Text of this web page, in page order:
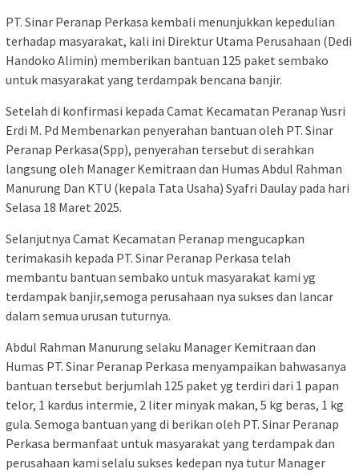
PT. Sinar Peranap Perkasa kembali menunjukkan kepedulian
terhadap masyarakat, kali ini Direktur Utama Perusahaan (Dedi
Handoko Alimin) memberikan bantuan 125 paket sembako
untuk masyarakat yang terdampak bencana banjir.
Setelah di konfirmasi kepada Camat Kecamatan Peranap Yusri
Erdi M. Pd Membenarkan penyerahan bantuan oleh PT. Sinar
Peranap Perkasa(Spp), penyerahan tersebut di serahkan
langsung oleh Manager Kemitraan dan Humas Abdul Rahman
Manurung Dan KTU (kepala Tata Usaha) Syafri Daulay pada hari
Selasa 18 Maret 2025.
Selanjutnya Camat Kecamatan Peranap mengucapkan
terimakasih kepada PT. Sinar Peranap Perkasa telah
membantu bantuan sembako untuk masyarakat kami yg
terdampak banjir,semoga perusahaan nya sukses dan lancar
dalam semua urusan tuturnya.
Abdul Rahman Manurung selaku Manager Kemitraan dan
Humas PT. Sinar Peranap Perkasa menyampaikan bahwasanya
bantuan tersebut berjumlah 125 paket yg terdiri dari 1 papan
telor, 1 kardus intermie, 2 liter minyak makan, 5 kg beras, 1 kg
gula. Semoga bantuan yang di berikan oleh PT. Sinar Peranap
Perkasa bermanfaat untuk masyarakat yang terdampak dan
perusahaan kami selalu sukses kedepan nya tutur Manager